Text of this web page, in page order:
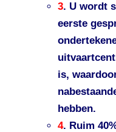
3. U wordt
eerste
is,
hebben.
4. Ruim